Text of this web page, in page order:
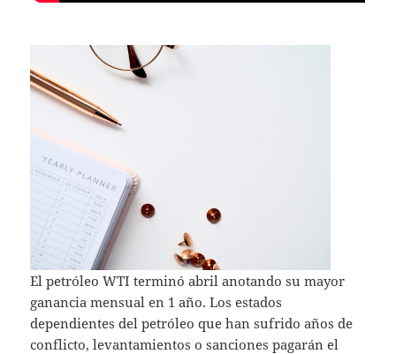
El petróleo WTI terminó abril anotando su mayor
ganancia mensual en 1 año. Los estados
dependientes del petróleo que han sufrido años de
conflicto, levantamientos o sanciones pagarán el